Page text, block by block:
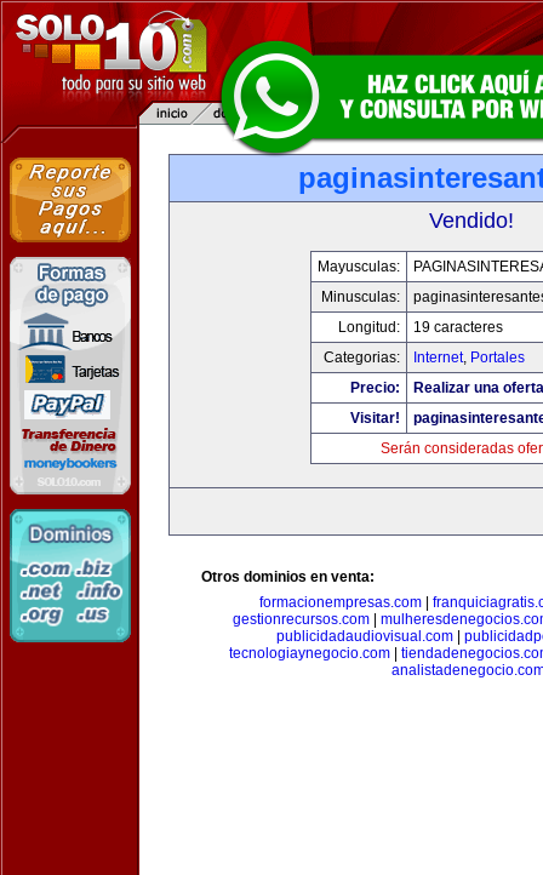
Vendido!
Mayusculas:
Minusculas:
Longitud:
19 caracteres
Categorias:
Internet, Portales
Precio:
Realizar una
Visitar!
Serán consideradas
Otros dominios en venta:
formacionempresas.com|
gestionrecursos.com|
publicidadaudiovisual.com|
tecnologiaynegocio.com